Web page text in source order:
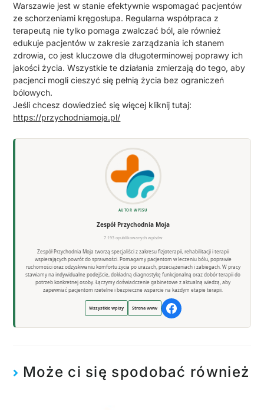
Warszawie jest w stanie efektywnie wspomagać pacjentów
ze schorzeniami kręgosłupa. Regularna współpraca z
terapeutą nie tylko pomaga zwalczać ból, ale również
edukuje pacjentów w zakresie zarządzania ich stanem
zdrowia, co jest kluczowe dla długoterminowej poprawy ich
jakości życia. Wszystkie te działania zmierzają do tego, aby
pacjenci mogli cieszyć się pełnią życia bez ograniczeń
bólowych.
Jeśli chcesz dowiedzieć się więcej kliknij tutaj:
https://przychodniamoja.pl/
AUTOR WPISU
Zespół Przychodnia Moja
7 193 opublikowanych wpisów
Zespół Przychodnia Moja tworzą specjaliści z zakresu fizjoterapii, rehabilitacji i terapii
wspierających powrót do sprawności. Pomagamy pacjentom w leczeniu bólu, poprawie
ruchomości oraz odzyskiwaniu komfortu życia po urazach, przeciążeniach i zabiegach. W pracy
stawiamy na indywidualne podejście, dokładną diagnostykę funkcjonalną oraz dobór terapii do
potrzeb konkretnej osoby. Łączymy doświadczenie gabinetowe z aktualną wiedzą, aby
zapewniać pacjentom rzetelne i bezpieczne wsparcie na każdym etapie terapii.
Wszystkie wpisy Strona www
Może ci się spodobać również